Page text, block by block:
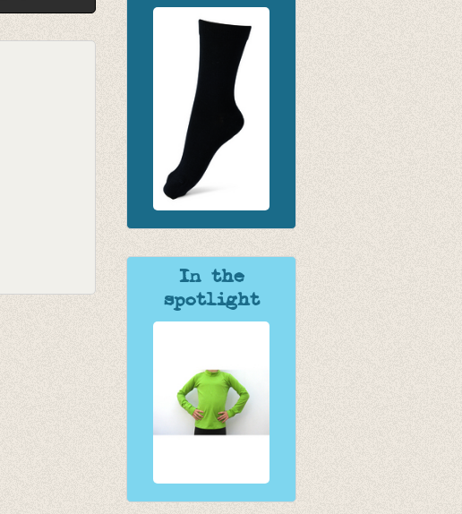
In the
spotlight